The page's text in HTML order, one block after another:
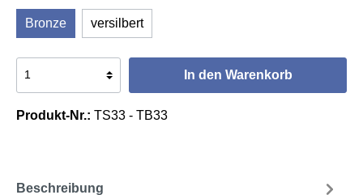
Bronze versilbert
In den Warenkorb
Produkt-Nr.: TS33 - TB33
Beschreibung